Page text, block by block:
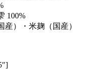
100%
産）・米麹（国産）